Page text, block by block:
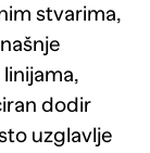
stvarima,
dodir
uzglavlje